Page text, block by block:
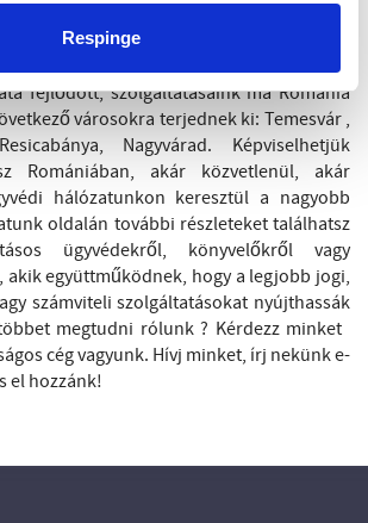
Respinge
Andreas & Társai Ügyvédi Iroda ügyvédi
fejlődött, szolgáltatásaink ma Románia
városokra terjednek ki: Temesvár ,
Nagyvárad. Képviselhetjük
Romániában, akár közvetlenül, akár
hálózatunkon keresztül a nagyobb
oldalán további részleteket találhatsz
ügyvédekről, könyvelőkről vagy
akik együttműködnek, hogy a legjobb jogi,
számviteli szolgáltatásokat nyújthassák
megtudni rólunk ? Kérdezz minket
cég vagyunk. Hívj minket, írj nekünk e-
el hozzánk!